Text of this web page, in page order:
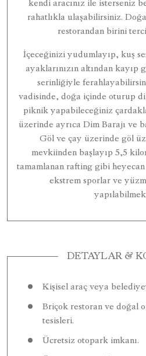
kendi aracınız ile isterseniz
rahatlıkla ulaşabilirsiniz.
restorandan birini
İçeceğinizi yudumlayıp, kuş
ayaklarınızın altından kayıp
serinliğiyle
vadisinde, doğa içinde oturup
piknik yapabileceğiniz
üzerinde ayrıca Dim Barajı ve
Göl ve çay üzerinde göl
mevkiinden başlayıp 5,5
tamamlanan rafting gibi
ekstrem sporlar ve
DETAYLAR &
Kişisel araç veya
Briçok restoran ve doğal
tesisleri.
Ücretsiz otopark imkanı.